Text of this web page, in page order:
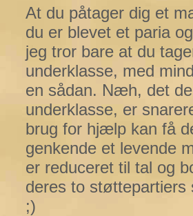
At du påtager dig et
du er blevet et paria
jeg tror bare at du
underklasse, med
en sådan. Næh, det
underklasse, er
brug for hjælp kan få
genkende et levende
er reduceret til tal og
deres to støttepartiers
;)